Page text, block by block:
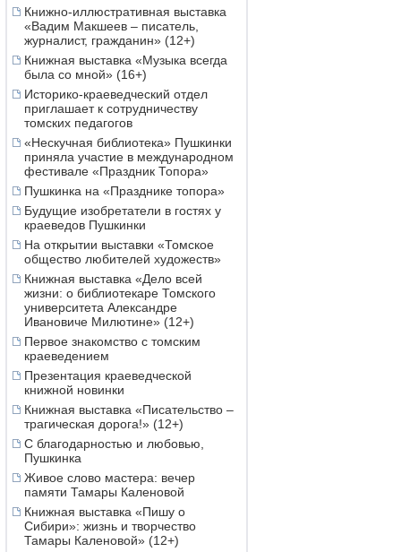
Книжно-иллюстративная выставка
«Вадим Макшеев – писатель,
журналист, гражданин» (12+)
Книжная выставка «Музыка всегда
была со мной» (16+)
Историко-краеведческий отдел
приглашает к сотрудничеству
томских педагогов
«Нескучная библиотека» Пушкинки
приняла участие в международном
фестивале «Праздник Топора»
Пушкинка на «Празднике топора»
Будущие изобретатели в гостях у
краеведов Пушкинки
На открытии выставки «Томское
общество любителей художеств»
Книжная выставка «Дело всей
жизни: о библиотекаре Томского
университета Александре
Ивановиче Милютине» (12+)
Первое знакомство с томским
краеведением
Презентация краеведческой
книжной новинки
Книжная выставка «Писательство –
трагическая дорога!» (12+)
С благодарностью и любовью,
Пушкинка
Живое слово мастера: вечер
памяти Тамары Каленовой
Книжная выставка «Пишу о
Сибири»: жизнь и творчество
Тамары Каленовой» (12+)